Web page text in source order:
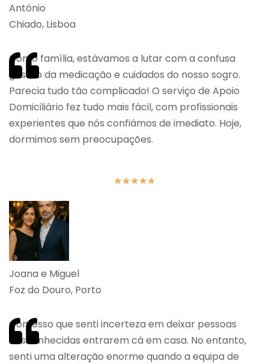
António
Chiado, Lisboa
Como família, estávamos a lutar com a confusa
gestão da medicação e cuidados do nosso sogro.
Parecia tudo tão complicado! O serviço de Apoio
Domiciliário fez tudo mais fácil, com profissionais
experientes que nós confiámos de imediato. Hoje,
dormimos sem preocupações.
★★★★★
Joana e Miguel
Foz do Douro, Porto
Confesso que senti incerteza em deixar pessoas
desconhecidas entrarem cá em casa. No entanto,
senti uma alteração enorme quando a equipa de